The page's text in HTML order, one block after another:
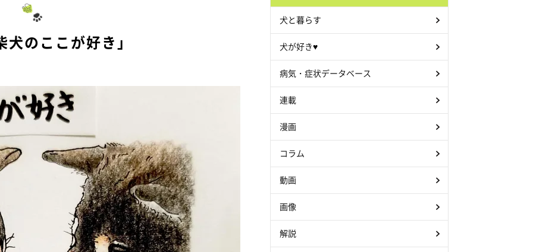
のここが好き」
犬と暮らす
犬が好き♥
病気・症状データベース
連載
漫画
コラム
動画
画像
解説